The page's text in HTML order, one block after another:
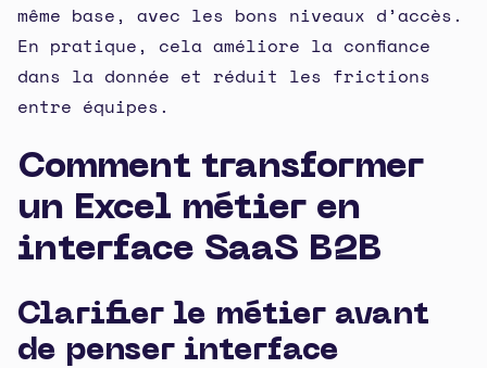
même base, avec les bons niveaux d’accès.
En pratique, cela améliore la confiance
dans la donnée et réduit les frictions
entre équipes.
Comment transformer
un Excel métier en
interface SaaS B2B
Clarifier le métier avant
de penser interface